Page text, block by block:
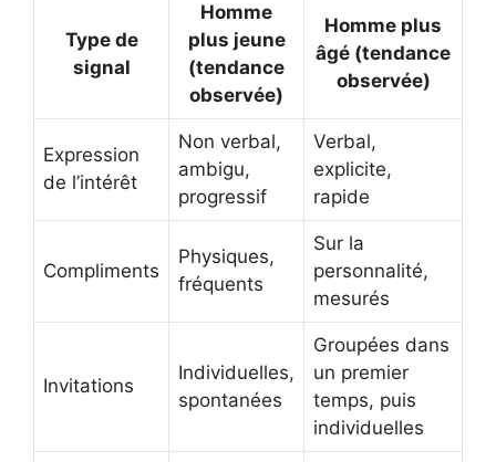
Type de
signal
Homme
plus jeune
(tendance
observée)
Homme plus
âgé (tendance
observée)
Expression
de l’intérêt
Non verbal,
ambigu,
progressif
Verbal,
explicite,
rapide
Compliments
Physiques,
fréquents
Sur la
personnalité,
mesurés
Invitations
Individuelles,
spontanées
Groupées dans
un premier
temps, puis
individuelles